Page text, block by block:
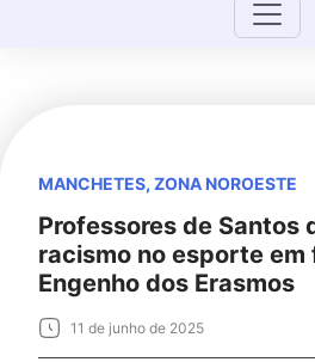
MANCHETES, ZONA NOROESTE
Professores de Santos
racismo no esporte em
Engenho dos Erasmos
11 de junho de 2025